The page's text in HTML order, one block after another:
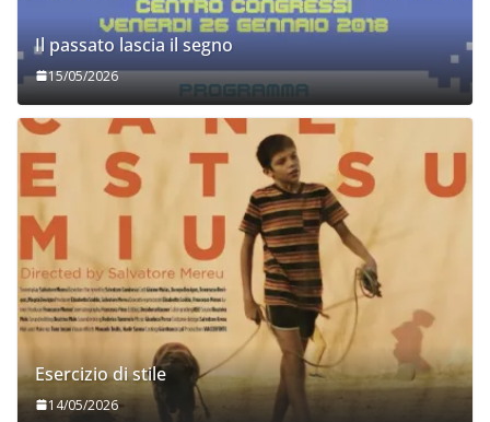
Il passato lascia il segno
15/05/2026
Esercizio di stile
14/05/2026